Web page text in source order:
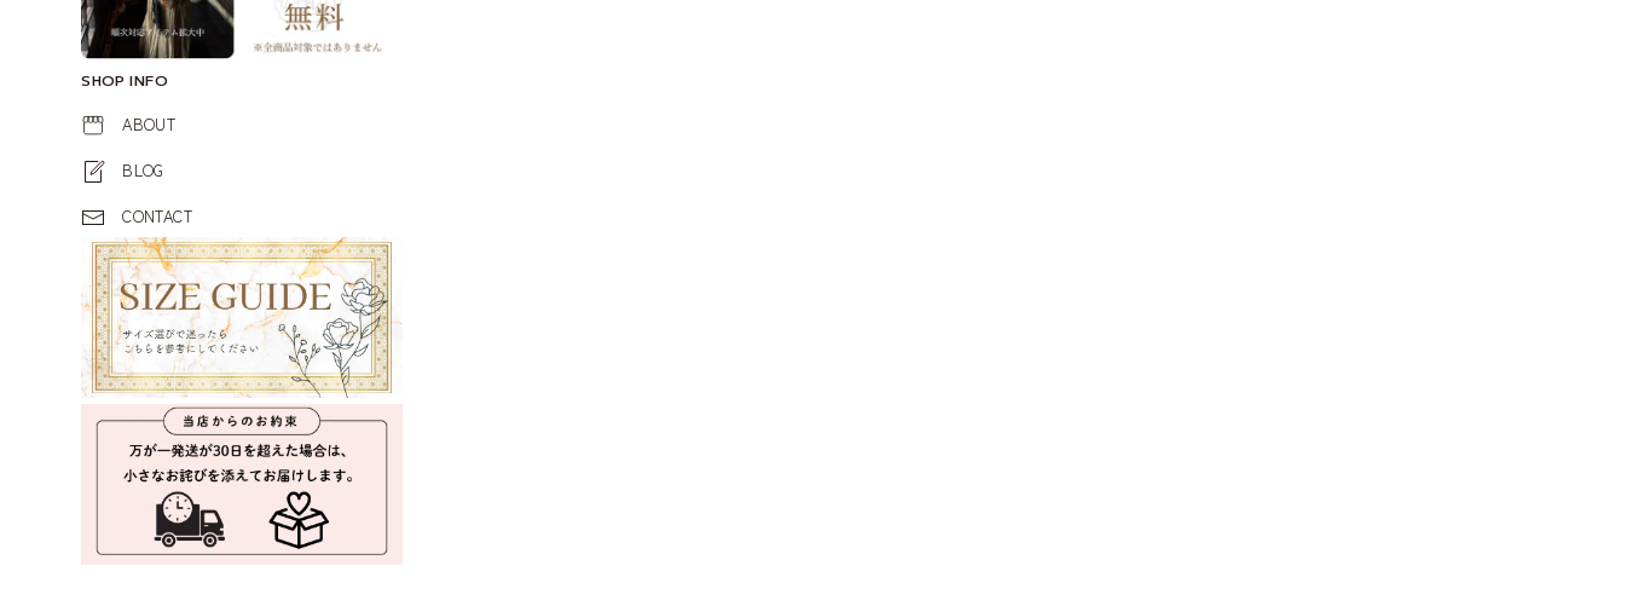
SHOP INFO
ABOUT
BLOG
CONTACT